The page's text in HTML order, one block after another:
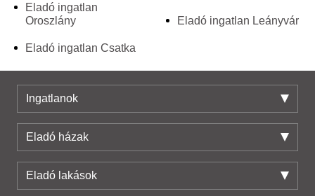
Eladó ingatlan
Oroszlány
Eladó ingatlan Csatka
Eladó ingatlan Leányvár
Ingatlanok
Eladó házak
Eladó lakások